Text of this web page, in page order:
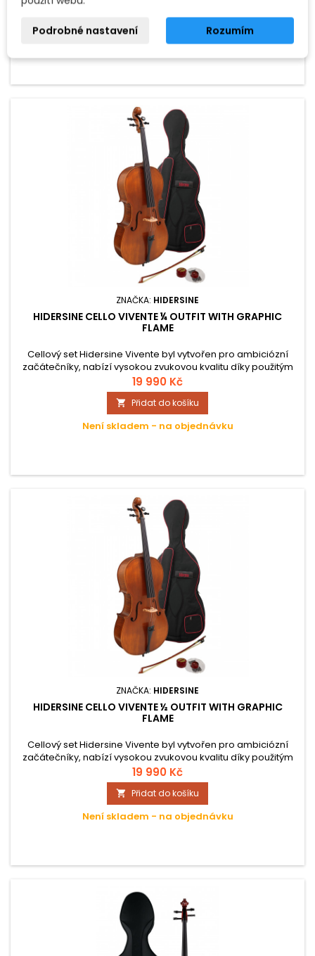
Není skladem - na objednávku
ZNAČKA: HIDERSINE
HIDERSINE CELLO VIVENTE ¼ OUTFIT WITH GRAPHIC
FLAME
Cellový set Hidersine Vivente byl vytvořen pro ambiciózní
začátečníky, nabízí vysokou zvukovou kvalitu díky použitým
materiálů. Tento model má velikost ¼ (čtvrťový), takže by měl
být vhodný pro dítě ve věku od 5 do 7 let.
19 990 Kč
 Přidat do košíku
Není skladem - na objednávku
ZNAČKA: HIDERSINE
HIDERSINE CELLO VIVENTE ½ OUTFIT WITH GRAPHIC
FLAME
Cellový set Hidersine Vivente byl vytvořen pro ambiciózní
začátečníky, nabízí vysokou zvukovou kvalitu díky použitým
materiálů. Tento model má velikost ½ (poloviční), takže by
měl být vhodný pro dítě ve věku od 7 do 9 let.
19 990 Kč
 Přidat do košíku
Není skladem - na objednávku
Podrobné nastavení Rozumím